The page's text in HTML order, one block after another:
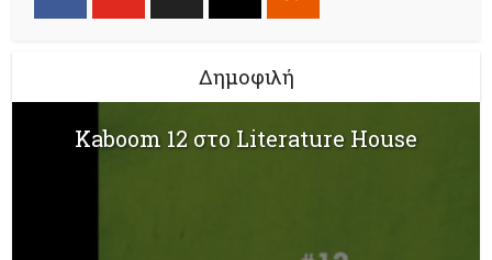
Δημοφιλή
Kaboom 12 στο Literature House